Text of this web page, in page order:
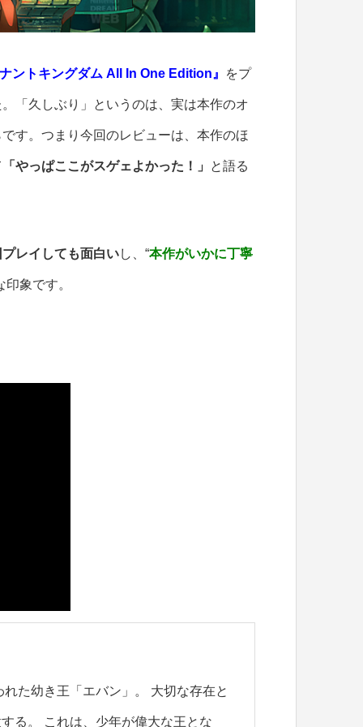
ントキングダム All In One Edition』 をプ
「久しぶり」というのは、実は本作のオ
す。つまり今回のレビューは、本作のほ
「やっぱここがスゲェよかった！」 と語る
レイしても面白いし、“本作がいかに丁寧
象です。
た幼き王「エバン」。 大切な存在と
る。 これは、少年が偉大な王とな